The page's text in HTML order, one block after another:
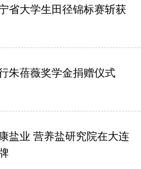
省大学生田径锦标赛斩获
朱蓓薇奖学金捐赠仪式
盐业 营养盐研究院在大连